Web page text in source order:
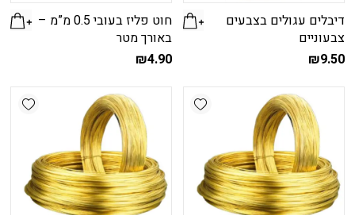
המוצר
דיבלים עגולים בצבעים
צבעוניים
₪9.50
חוט פליז בעובי 0.5 מ”מ –
באורך מטר
₪4.90
Add wishlist